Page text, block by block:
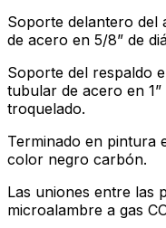
Soporte delantero del
de acero en 5/8” de
Soporte del respaldo
tubular de acero en
troquelado.
Terminado en pintura
color negro carbón.
Las uniones entre las
microalambre a gas